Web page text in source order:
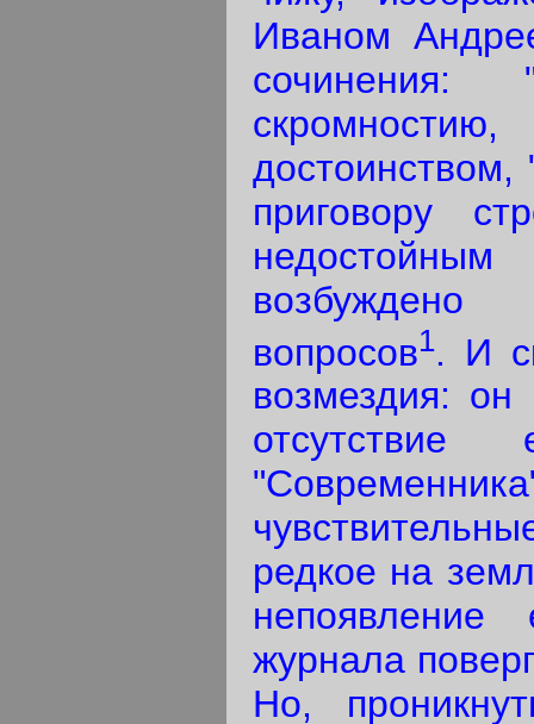
Иваном
достоинством,
приговору
вопросов1. И
возмездия: он
редкое на
журнала
Но,